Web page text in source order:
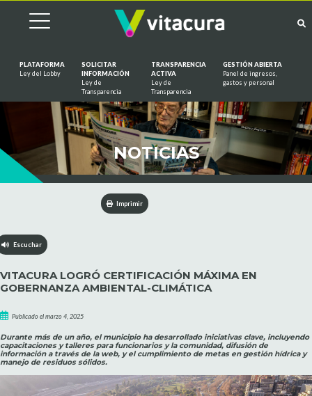
PLATAFORMA
Ley del Lobby
SOLICITAR
INFORMACIÓN
Ley de
Transparencia
TRANSPARENCIA
ACTIVA
Ley de
Transparencia
GESTIÓN ABIERTA
Panel de ingresos,
gastos y personal
NOTICIAS
Imprimir
Escuchar
VITACURA LOGRÓ CERTIFICACIÓN MÁXIMA EN
GOBERNANZA AMBIENTAL-CLIMÁTICA
Publicado el marzo 4, 2025
Durante más de un año, el municipio ha desarrollado iniciativas clave, incluyendo
capacitaciones y talleres para funcionarios y la comunidad, difusión de
información a través de la web, y el cumplimiento de metas en gestión hídrica y
manejo de residuos sólidos.